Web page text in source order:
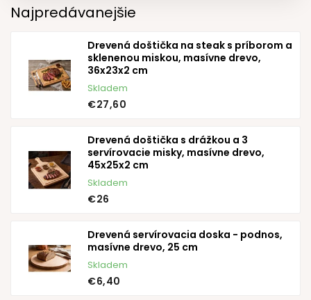
Najpredávanejšie
Drevená doštička na steak s príborom a
sklenenou miskou, masívne drevo,
36x23x2 cm
Skladem
€27,60
Drevená doštička s drážkou a 3
servírovacie misky, masívne drevo,
45x25x2 cm
Skladem
€26
Drevená servírovacia doska - podnos,
masívne drevo, 25 cm
Skladem
€6,40